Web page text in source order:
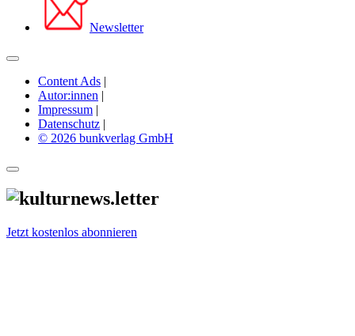
Newsletter
Content Ads |
Autor:innen |
Impressum |
Datenschutz |
© 2026 bunkverlag GmbH
Jetzt kostenlos abonnieren